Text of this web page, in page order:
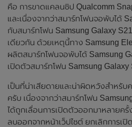
คือ การขาดแคลนชิป Qualcomm
และเนื่องจากว่าสมาร์ทโฟนจอพับได้
กับสมาร์ทโฟน Samsung Galaxy
เดียวกัน ด้วยเหตุนี้ทาง Samsung
ผลิตสมาร์ทโฟนจอพับได้ Samsung
เปิดตัวสมาร์ทโฟน Samsung Galaxy
เป็นที่น่าเสียดายและน่าผิดหวังสำหรั
ครับ เนื่องจากว่าสมาร์ทโฟน
ได้ถูกเลื่อนการเปิดตัวออกมาหลายค
ลบออกจากหน้าเว็ปไซต์ ยกเลิกการเปิ